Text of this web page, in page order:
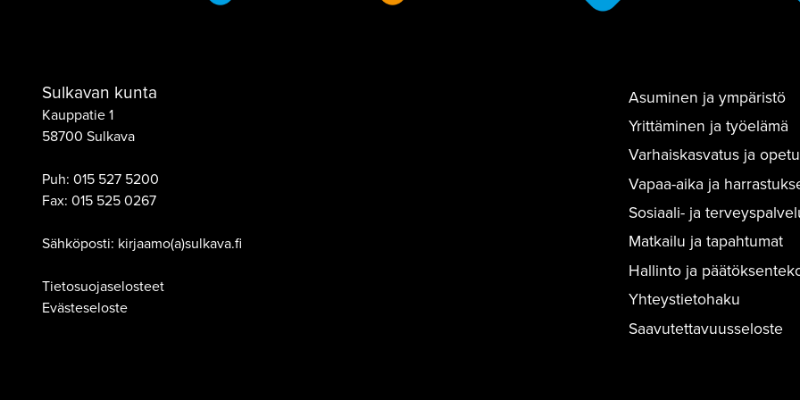
Sulkavan kunta
Kauppatie 1
58700 Sulkava
Puh: 015 527 5200
Fax: 015 525 0267
Sähköposti: kirjaamo(a)sulkava.fi
Tietosuojaselosteet
Evästeseloste
Asuminen ja ympäristö
Yrittäminen ja työelämä
Varhaiskasvatus ja
Vapaa-aika ja
Sosiaali- ja
Matkailu ja tapahtumat
Hallinto ja
Yhteystietohaku
Saavutettavuusseloste